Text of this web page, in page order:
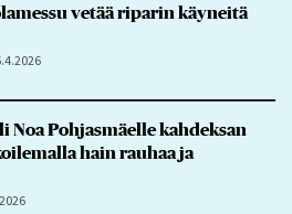
vetää riparin käyneitä
Noa Pohjasmäelle kahdeksan
hain rauhaa ja